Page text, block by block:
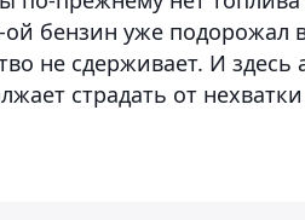
бензин уже подорожал
не сдерживает. И здесь
страдать от нехватки